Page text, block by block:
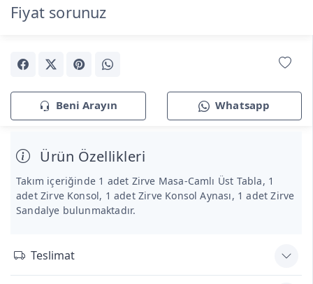
Fiyat sorunuz
Beni Arayın Whatsapp
Ürün Özellikleri
Takım içeriğinde 1 adet Zirve Masa-Camlı Üst Tabla, 1
adet Zirve Konsol, 1 adet Zirve Konsol Aynası, 1 adet Zirve
Sandalye bulunmaktadır.
Teslimat